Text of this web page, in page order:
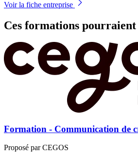
Voir la fiche entreprise
Ces formations pourraient
Formation - Communication de
Proposé par CEGOS